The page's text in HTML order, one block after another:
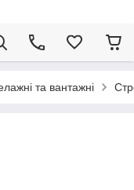
та вантажні